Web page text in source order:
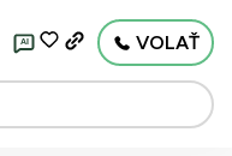
AI VOLAŤ